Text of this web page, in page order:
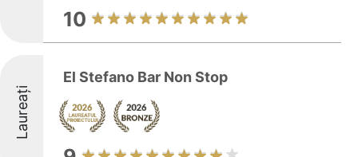
10
Laureați
El Stefano Bar Non Stop